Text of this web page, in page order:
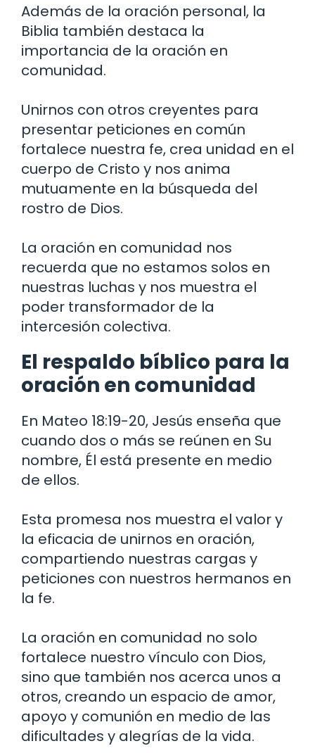
Además de la oración personal, la
Biblia también destaca la
importancia de la oración en
comunidad.
Unirnos con otros creyentes para
presentar peticiones en común
fortalece nuestra fe, crea unidad en el
cuerpo de Cristo y nos anima
mutuamente en la búsqueda del
rostro de Dios.
La oración en comunidad nos
recuerda que no estamos solos en
nuestras luchas y nos muestra el
poder transformador de la
intercesión colectiva.
El respaldo bíblico para la
oración en comunidad
En Mateo 18:19-20, Jesús enseña que
cuando dos o más se reúnen en Su
nombre, Él está presente en medio
de ellos.
Esta promesa nos muestra el valor y
la eficacia de unirnos en oración,
compartiendo nuestras cargas y
peticiones con nuestros hermanos en
la fe.
La oración en comunidad no solo
fortalece nuestro vínculo con Dios,
sino que también nos acerca unos a
otros, creando un espacio de amor,
apoyo y comunión en medio de las
dificultades y alegrías de la vida.